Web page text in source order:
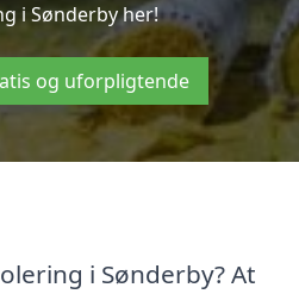
i Sønderby her!
og uforpligtende
i Sønderby? At